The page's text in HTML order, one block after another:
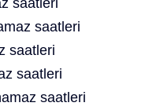
saatleri
saatleri
saatleri
saatleri
saatleri